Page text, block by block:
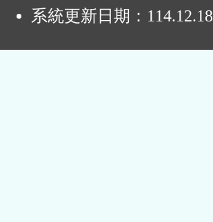
系統更新日期： 114.12.18